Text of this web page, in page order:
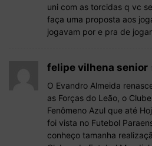
uni com as torcidas q vc
faça uma proposta aos
jogavam por e pra de
felipe vilhena senior
O Evandro Almeida
as Forças do Leão, o
Fenômeno Azul que até
foi vista no Futebol
conheço tamanha